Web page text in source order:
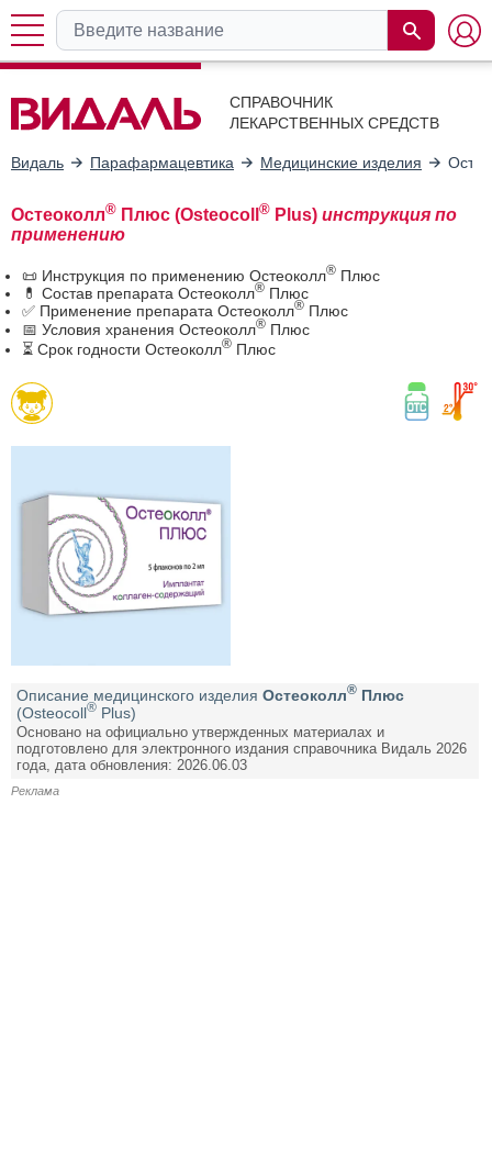
СПРАВОЧНИК
ЛЕКАРСТВЕННЫХ СРЕДСТВ
Видаль Парафармацевтика Медицинские изделия
Остеоколл® Плюс (Osteocoll ® Plus) инструкция по
применению
📜 Инструкция по применению Остеоколл® Плюс
💊 Состав препарата Остеоколл® Плюс
✅ Применение препарата Остеоколл® Плюс
📅 Условия хранения Остеоколл® Плюс
⏳ Срок годности Остеоколл® Плюс
Описание медицинского изделия Остеоколл® Плюс
(Osteocoll® Plus)
Основано на официально утвержденных материалах и
подготовлено для электронного издания справочника Видаль 2026
года, дата обновления: 2026.06.03
Реклама